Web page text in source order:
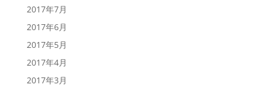
2017年7月
2017年6月
2017年5月
2017年4月
2017年3月